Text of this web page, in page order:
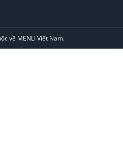
về MENLI Việt Nam.